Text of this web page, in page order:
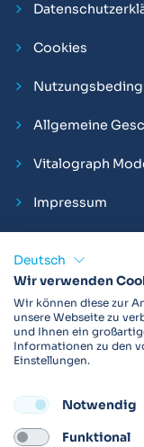
Cookies
Allgemeine
Vitalograph
Impressum
Vitalograph ist ein
EKGs und
als Technologie- und
FOLLOW
Deutsch
Wir verwenden
Wir können diese zur
unsere Webseite zu
und Ihnen ein
Informationen zu den
Einstellungen.
Notwendig
Funktional